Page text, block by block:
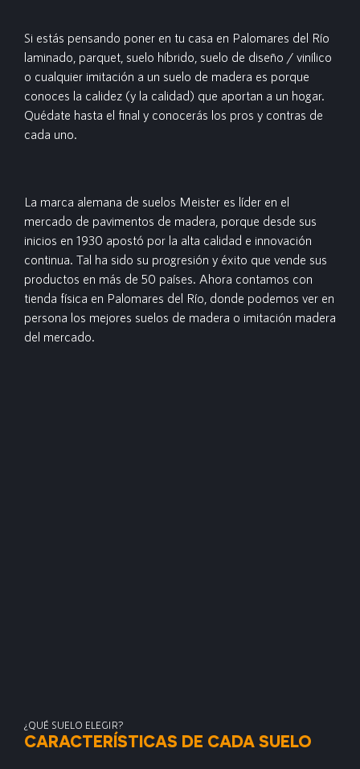
Si estás pensando poner en tu casa en Palomares del Río
laminado, parquet, suelo híbrido, suelo de diseño / vinílico
o cualquier imitación a un suelo de madera es porque
conoces la calidez (y la calidad) que aportan a un hogar.
Quédate hasta el final y conocerás los pros y contras de
cada uno.
La marca alemana de suelos Meister es líder en el
mercado de pavimentos de madera, porque desde sus
inicios en 1930 apostó por la alta calidad e innovación
continua. Tal ha sido su progresión y éxito que vende sus
productos en más de 50 países. Ahora contamos con
tienda física en Palomares del Río, donde podemos ver en
persona los mejores suelos de madera o imitación madera
del mercado.
¿QUÉ SUELO ELEGIR?
CARACTERÍSTICAS DE CADA SUELO